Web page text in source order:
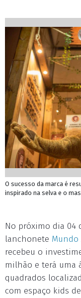
O sucesso da marca é
inspirado na selva e o
No próximo dia 04
lanchonete
recebeu o
milhão e terá uma
quadrados
com espaço kids